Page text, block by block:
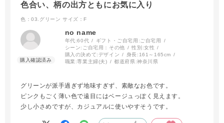
色合い、柄の出方ともにお気に入り
色：03.グリーン サイズ：F
no name
年代:60代 ギフト・ご自宅用:ご自宅用
シーン: ご自宅用：その他 性別:女性
購入の決めて: デザイン 身長: 161～165cm
職業:専業主婦(夫) 都道府県:神奈川県
グリーンが派手過ぎず地味すぎず、素敵なお色です。
ピンクもごく薄い色で遠目にはベージュっぽく見えます。
少し小さめですが、カジュアルに使いやすそうです。